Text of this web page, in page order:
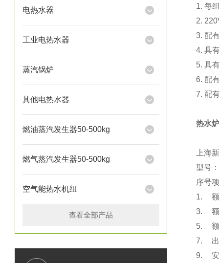
电热水器
工业电热水器
蒸汽锅炉
其他电热水器
燃油蒸汽发生器50-500kg
燃气蒸汽发生器50-500kg
空气能热水机组
查看全部产品
1. 每
2.
3. 配
4. 具
5. 具
6. 配
7. 配
热水
上海
型号
序号
1.
3.
5.
7.
9.